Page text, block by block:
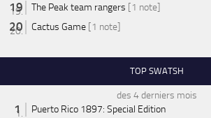
The Peak team rangers [1 note]
Cactus Game [1 note]
TOP SWATSH
des 4 derniers mois
Puerto Rico 1897: Special Edition